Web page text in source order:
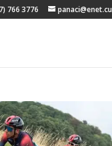
766 3776 panaci@enet.cu